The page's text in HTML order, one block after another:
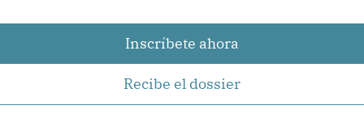
Inscríbete ahora
Recibe el dossier
Resumen curso
Inscríbete